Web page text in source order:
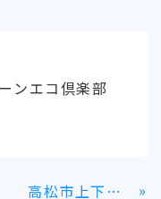
ンエコ倶楽部
高松市上下水道工事業協同組合青年部会 »